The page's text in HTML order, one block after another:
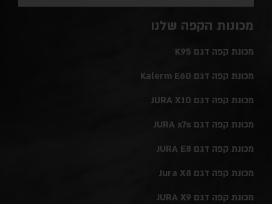
מכונות הקפה שלנו
מכונת קפה דגם K95
מכונת קפה דגם Kalerm E60
מכונת קפה דגם JURA X10
מכונת קפה דגם JURA x7s
מכונת קפה דגם JURA E8
מכונת קפה דגם Jura X8
מכונת קפה דגם JURA X9